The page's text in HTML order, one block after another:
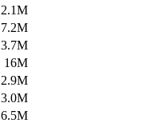
2.1M
7.2M
3.7M
16M
2.9M
3.0M
6.5M